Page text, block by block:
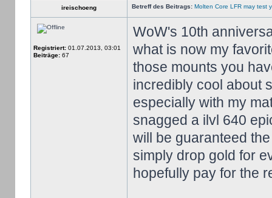
ireischoeng Betreff des Beitrags: Molten Core LFR may test
Registriert:01.07.2013, 03:01
Beiträge:67
WoW's 10th
what is now my
those mounts you
incredibly cool about
especially with my
snagged a ilvl 640
will be guaranteed
simply drop gold for
hopefully pay for the